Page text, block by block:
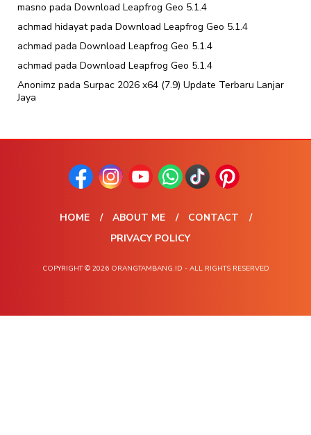
masno pada Download Leapfrog Geo 5.1.4
achmad hidayatpada Download Leapfrog Geo 5.1.4
achmad pada Download Leapfrog Geo 5.1.4
achmad pada Download Leapfrog Geo 5.1.4
Anonimz pada Surpac 2026 x64 (7.9) Update Terbaru Lanjar
Jaya
HOME ABOUT ME
CONTACT
PRIVACY POLICY
COPYRIGHT © 2026 ORANGTAMBANG.ID - ALL RIGHTS RESERVED